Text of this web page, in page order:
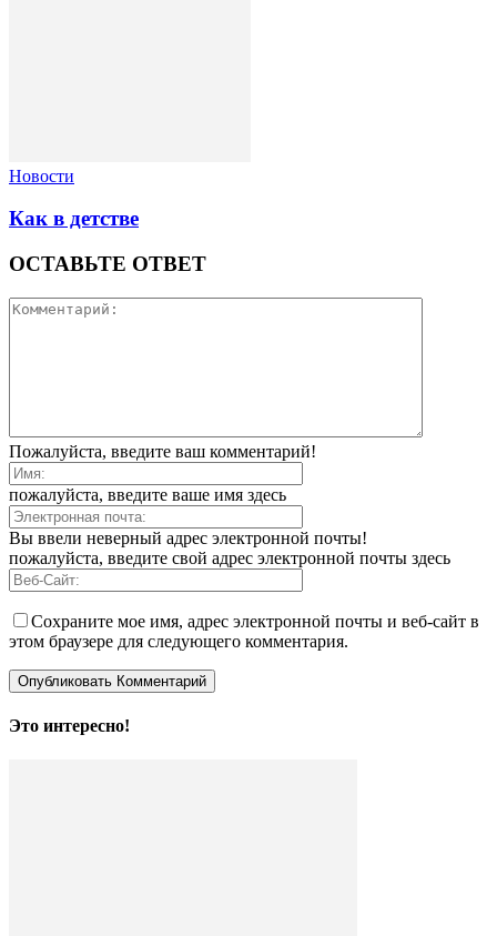
Новости
Как в детстве
ОСТАВЬТЕ ОТВЕТ
Пожалуйста, введите ваш комментарий!
пожалуйста, введите ваше имя здесь
Вы ввели неверный адрес электронной почты!
пожалуйста, введите свой адрес электронной почты здесь
Сохраните мое имя, адрес электронной почты и веб-сайт в
этом браузере для следующего комментария.
Это интересно!